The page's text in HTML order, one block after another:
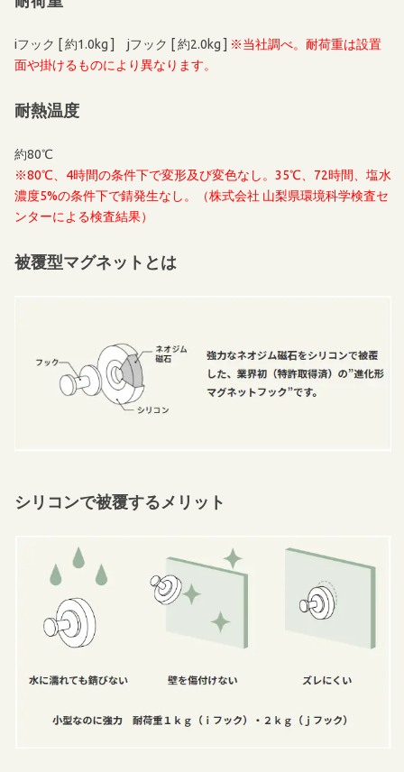
iフック [ 約1.0kg ] jフック [ 約2.0kg ] ※当社調べ。耐荷重は設置
面や掛けるものにより異なります。
耐熱温度
約80℃
※80℃、4時間の条件下で変形及び変色なし。35℃、72時間、塩水
濃度5%の条件下で錆発生なし。（株式会社 山梨県環境科学検査セ
ンターによる検査結果）
被覆型マグネットとは
シリコンで被覆するメリット